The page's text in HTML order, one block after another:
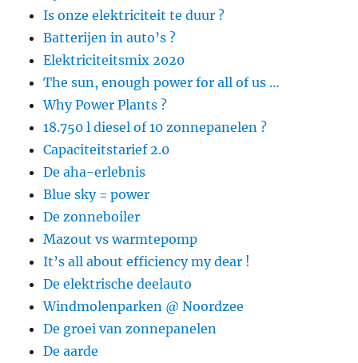
Is onze elektriciteit te duur ?
Batterijen in auto’s ?
Elektriciteitsmix 2020
The sun, enough power for all of us …
Why Power Plants ?
18.750 l diesel of 10 zonnepanelen ?
Capaciteitstarief 2.0
De aha-erlebnis
Blue sky = power
De zonneboiler
Mazout vs warmtepomp
It’s all about efficiency my dear !
De elektrische deelauto
Windmolenparken @ Noordzee
De groei van zonnepanelen
De aarde